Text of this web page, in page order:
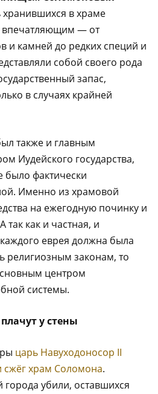
в храме
впечатляющим — от
и камней до редких специй и
собой своего рода
запас,
в случаях крайней
также и главным
Иудейского государства,
было фактически
Именно из храмовой
на ежегодную починку и
так как и частная, и
еврея должна была
религиозным законам, то
центром
системы.
у стены
царь Навуходоносор II
сжёг храм Соломона.
убили, оставшихся